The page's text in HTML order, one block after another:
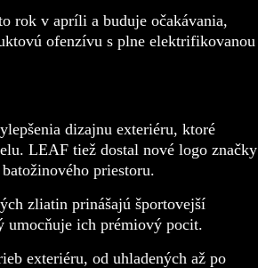
rok v apríli a buduje očakávania,
ofenzívu s plne elektrifikovanou
dizajnu exteriéru, ktoré
LEAF tiež dostal nové logo značky
nového priestoru.
zliatin prinášajú športovejší
umocňuje ich prémiový pocit.
exteriéru, od uhladených až po